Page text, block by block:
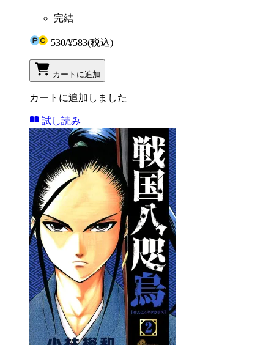
完結
530/¥583(税込)
カートに追加
カートに追加しました
試し読み